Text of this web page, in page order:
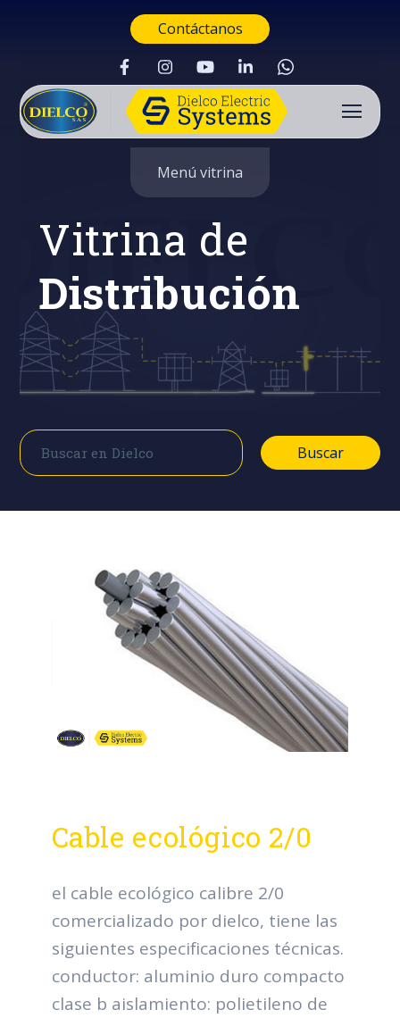
Contáctanos
Buscar
Menú vitrina
Vitrina de
Distribución
Buscar
Buscar
Cable ecológico 2/0
el cable ecológico calibre 2/0
comercializado por dielco, tiene las
siguientes especificaciones técnicas.
conductor: aluminio duro compacto
clase b aislamiento: polietileno de